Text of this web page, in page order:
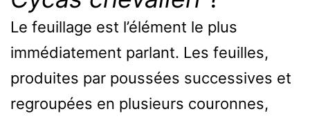
Le feuillage est l’élément le plus
immédiatement parlant. Les feuilles,
produites par poussées successives et
regroupées en plusieurs couronnes,